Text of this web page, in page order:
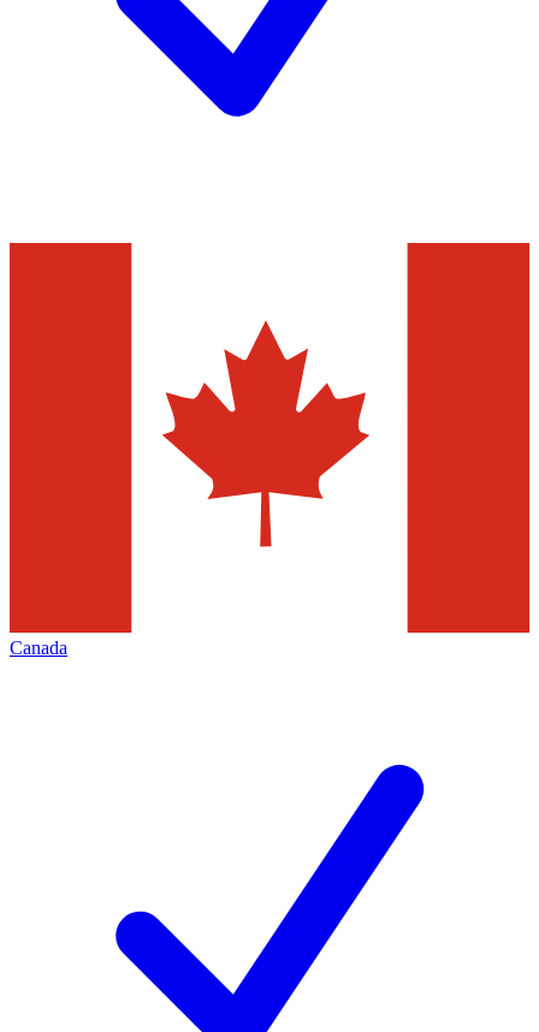
Canada